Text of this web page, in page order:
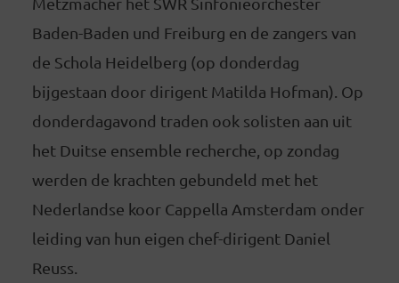
Baden-Baden und Freiburg en de zangers van
de Schola Heidelberg (op donderdag
bijgestaan door dirigent Matilda Hofman). Op
donderdagavond traden ook solisten aan uit
het Duitse ensemble recherche, op zondag
werden de krachten gebundeld met het
Nederlandse koor Cappella Amsterdam onder
leiding van hun eigen chef-dirigent Daniel
Reuss.